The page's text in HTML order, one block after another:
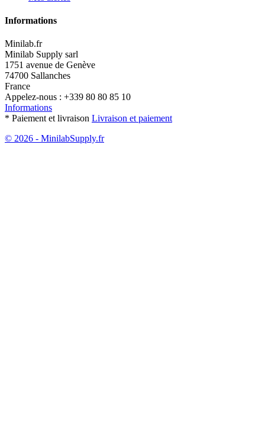
Informations
Minilab.fr
Minilab Supply sarl
1751 avenue de Genève
74700 Sallanches
France
Appelez-nous : +339 80 80 85 10
Informations
* Paiement et livraison Livraison et paiement
© 2026 - MinilabSupply.fr